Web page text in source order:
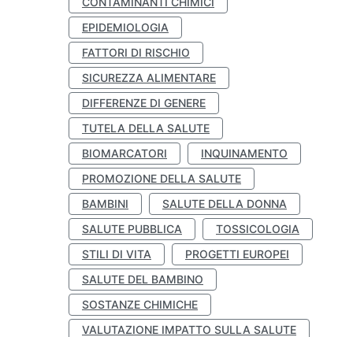
EPIDEMIOLOGIA
FATTORI DI RISCHIO
SICUREZZA ALIMENTARE
DIFFERENZE DI GENERE
TUTELA DELLA SALUTE
BIOMARCATORI
INQUINAMENTO
PROMOZIONE DELLA SALUTE
BAMBINI
SALUTE DELLA DONNA
SALUTE PUBBLICA
TOSSICOLOGIA
STILI DI VITA
PROGETTI EUROPEI
SALUTE DEL BAMBINO
SOSTANZE CHIMICHE
VALUTAZIONE IMPATTO SULLA SALUTE